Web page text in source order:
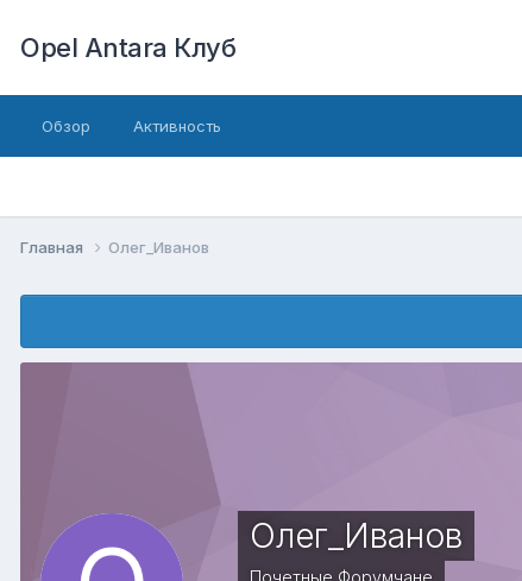
Opel Antara Клуб
Обзор Активность
Главная Олег_Иванов
Олег_Иванов
Почетные Форумчане